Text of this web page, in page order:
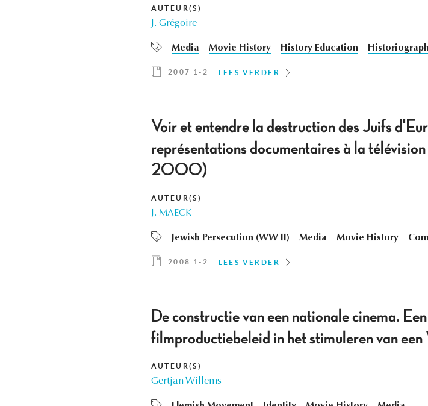
AUTEUR(S)
J. Grégoire
Media Movie History History Education
2007 1-2 LEES VERDER
Voir et entendre la destruction des Juifs
représentations documentaires à la
2000)
AUTEUR(S)
J. MAECK
Jewish Persecution (WW II) Media Movie History
2008 1-2 LEES VERDER
De constructie van een nationale cinema.
filmproductiebeleid in het stimuleren van
AUTEUR(S)
Gertjan Willems